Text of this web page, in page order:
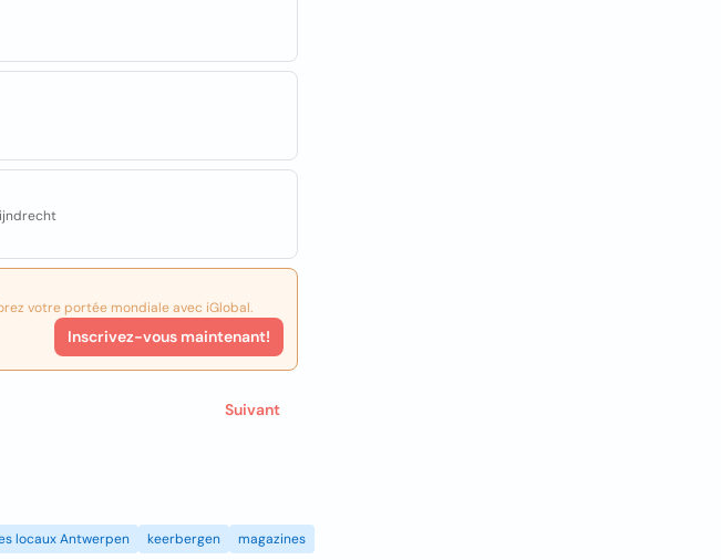
votre portée mondiale avec iGlobal.
Inscrivez-vous maintenant!
Suivant
locaux Antwerpen keerbergen magazines